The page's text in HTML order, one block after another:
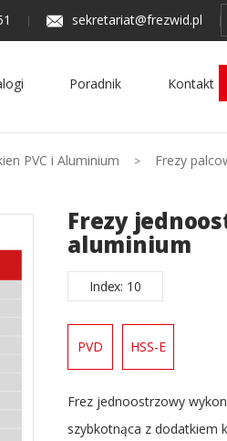
sekretariat@frezwid.pl
Poradnik Kontakt
PVC i Aluminium Frezy
Frezy
aluminium
Index: 10
PVD HSS-E
Frez jednoostrzowy
szybkotnąca z dodatkiem